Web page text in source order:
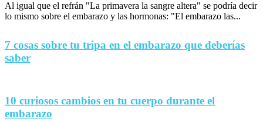
Al igual que el refrán "La primavera la sangre altera" se podría decir
lo mismo sobre el embarazo y las hormonas: "El embarazo las...
7 cosas sobre tu tripa en el embarazo que deberías
saber
10 curiosos cambios en tu cuerpo durante el
embarazo